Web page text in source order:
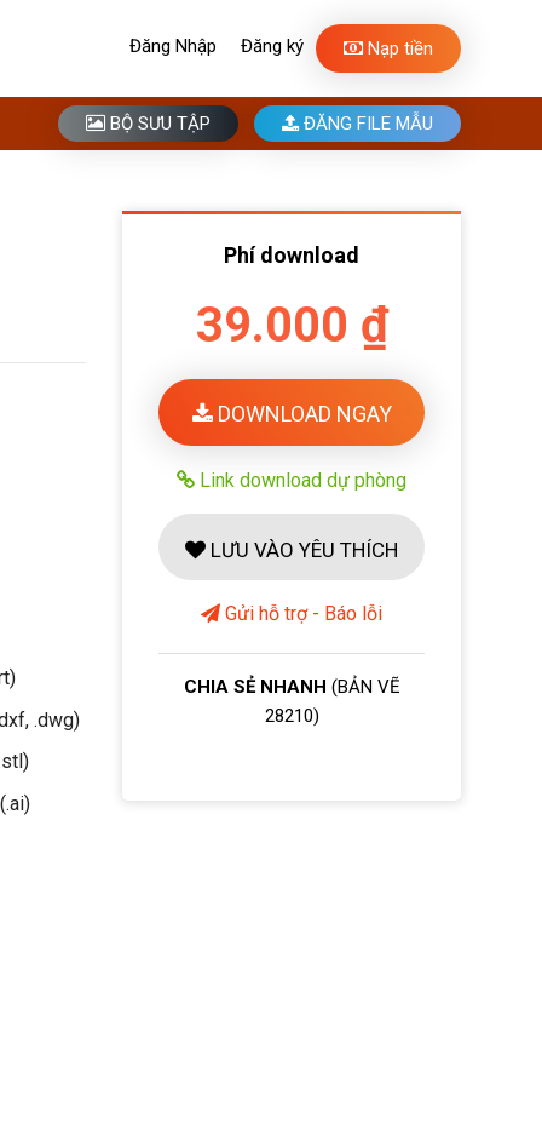
Đăng Nhập Đăng ký Nạp tiền
BỘ SƯU TẬP ĐĂNG FILE MẪU
.dwg)
Phí download
39.000 ₫
DOWNLOAD NGAY
Link download dự phòng
LƯU VÀO YÊU THÍCH
Gửi hỗ trợ - Báo lỗi
CHIA SẺ NHANH (BẢN VẼ
28210)